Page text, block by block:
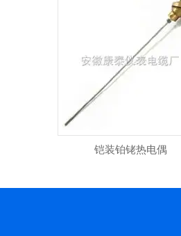
铠装铂铑热电偶